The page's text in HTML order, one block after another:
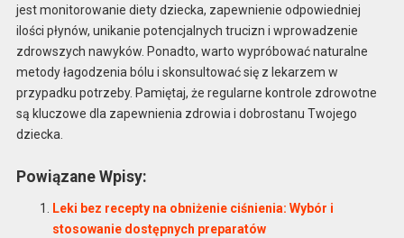
jest monitorowanie diety dziecka, zapewnienie odpowiedniej
ilości płynów, unikanie potencjalnych trucizn i wprowadzenie
zdrowszych nawyków. Ponadto, warto wypróbować naturalne
metody łagodzenia bólu i skonsultować się z lekarzem w
przypadku potrzeby. Pamiętaj, że regularne kontrole zdrowotne
są kluczowe dla zapewnienia zdrowia i dobrostanu Twojego
dziecka.
Powiązane Wpisy:
Leki bez recepty na obniżenie ciśnienia: Wybór i
stosowanie dostępnych preparatów